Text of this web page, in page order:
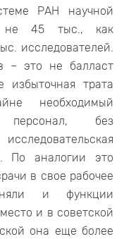
РАН научной
не 45 тыс., как
исследователей.
– это не балласт
избыточная трата
необходимый
персонал, без
По аналогии это
в свое рабочее
и функции
и в советской
она еще более